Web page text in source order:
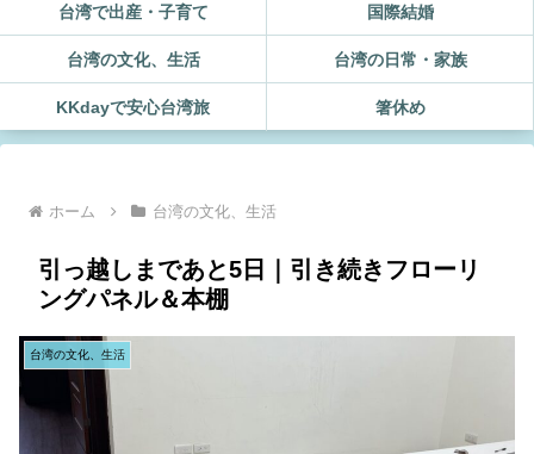
台湾で出産・子育て 国際結婚
台湾の文化、生活 台湾の日常・家族
KKdayで安心台湾旅 箸休め
ホーム 台湾の文化、生活
引っ越しまであと5日｜引き続きフローリ
ングパネル＆本棚
台湾の文化、生活